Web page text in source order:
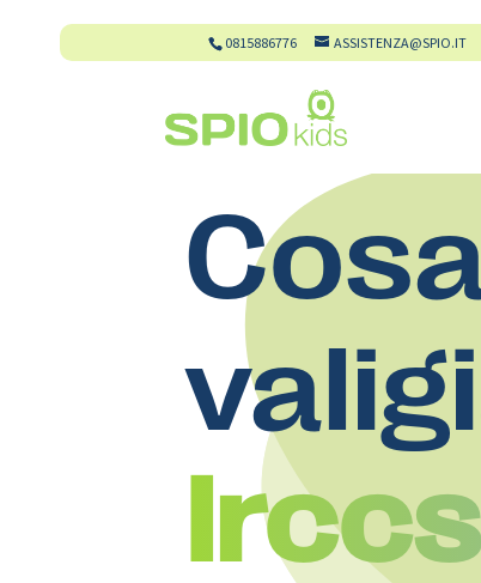
0815886776 ASSISTENZA@SPIO.IT
Irccs